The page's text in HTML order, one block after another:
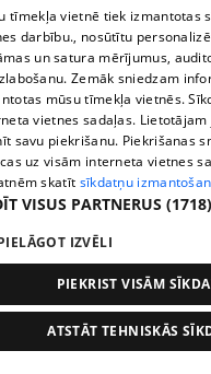
pirms 3 gadiem, 9 mēnešiem
Kambalu pāri laulās
tīmekļa vietnē tiek izmantotas
darbību., nosūtītu
un satura mērījumus,
Zemāk sniedzam
mūsu tīmekļa vietnēs.
vietnes sadaļas.
savu piekrišanu. Piekrišanas
uz visām interneta vietnes
skatīt sīkdatņu
VISUS PARTNERUS
IZVĒLI
PIEKRIST VISĀM
ATSTĀT TEHNISKĀS